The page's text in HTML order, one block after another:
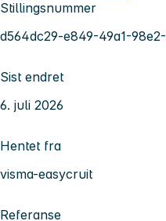
Stillingsnummer
d564dc29-e849-49a1-
Sist endret
6. juli 2026
Hentet fra
visma-easycruit
Referanse